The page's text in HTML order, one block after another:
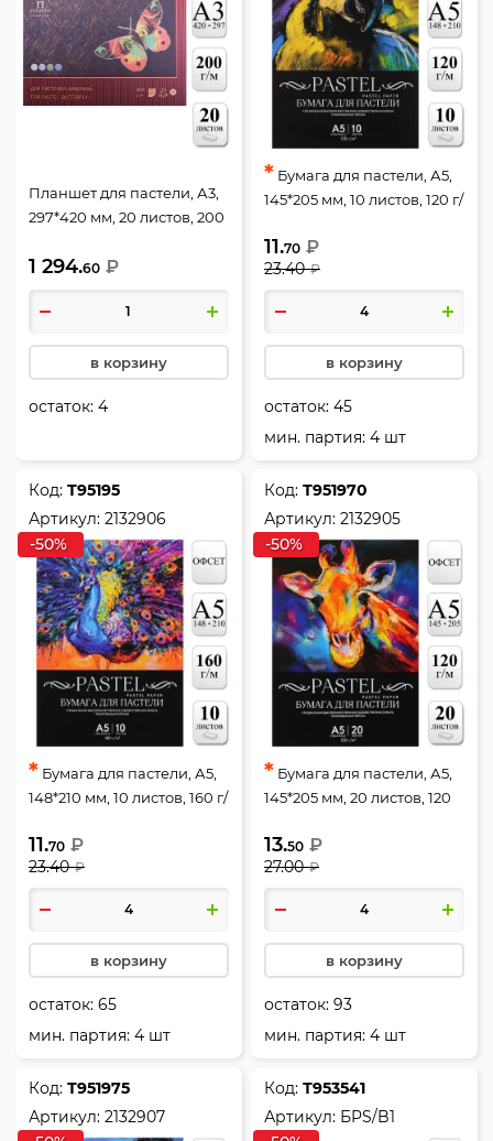
Планшет для пастели, А3,
297*420 мм, 20 листов, 200
подложка, цвет ассорти 4
цвета, Палаццо Бабочка,
Лилия Холдинг, ПБ/А3
1 294.60 ₽
в корзину
остаток:4
* Бумага для пастели, А5,
145*205 мм, 10 листов, 120 г/
цвет черный, deVENTE,
2132904
11.70 ₽
23.40 ₽
в корзину
остаток:45
мин. партия: 4 шт
Код:Т95195
Артикул:2132906
-50%
* Бумага для пастели, А5,
148*210 мм, 10 листов, 160 г/
цвет черный, deVENTE,
2132906
11.70 ₽
23.40 ₽
в корзину
остаток:65
мин. партия: 4 шт
Код:Т951970
Артикул:2132905
-50%
* Бумага для пастели, А5,
145*205 мм, 20 листов, 120
deVENTE, 2132905
13.50 ₽
27.00 ₽
в корзину
остаток:93
мин. партия: 4 шт
Код:Т951975
Артикул:2132907
Код:Т953541
Артикул: БPS/B1